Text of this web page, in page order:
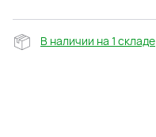
В наличии на 1 складе